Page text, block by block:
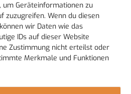
um Geräteinformationen zu
zuzugreifen. Wenn du diesen
wir Daten wie das
IDs auf dieser Website
Zustimmung nicht erteilst oder
Merkmale und Funktionen
e.V.